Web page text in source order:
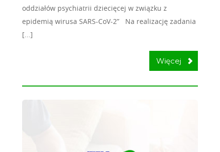
oddziałów psychiatrii dziecięcej w związku z
epidemią wirusa SARS-CoV-2” Na realizację zadania
[...]
Więcej